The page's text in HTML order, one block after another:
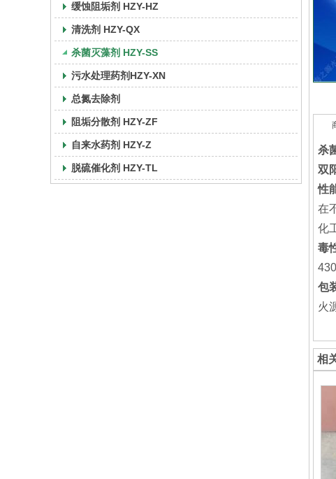
缓蚀阻垢剂 HZY-HZ
清洗剂 HZY-QX
杀菌灭藻剂 HZY-SS
污水处理药剂HZY-XN
总氮去除剂
阻垢分散剂 HZY-ZF
自来水药剂 HZY-Z
脱硫催化剂 HZY-TL
杀
双
性
在
化
毒
包
火
相